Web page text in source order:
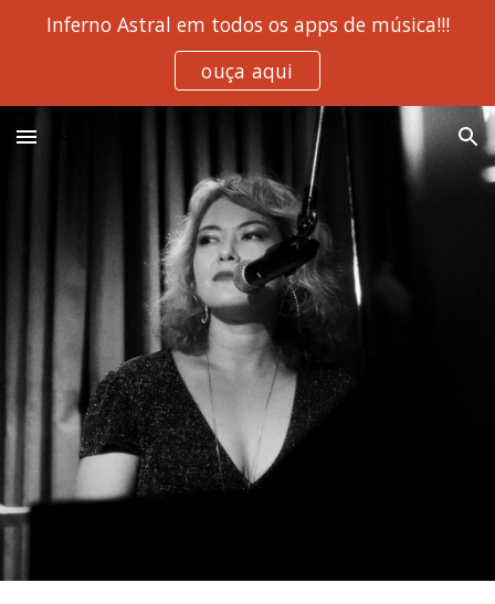
Inferno Astral em todos os apps de música!!!
ouça aqui